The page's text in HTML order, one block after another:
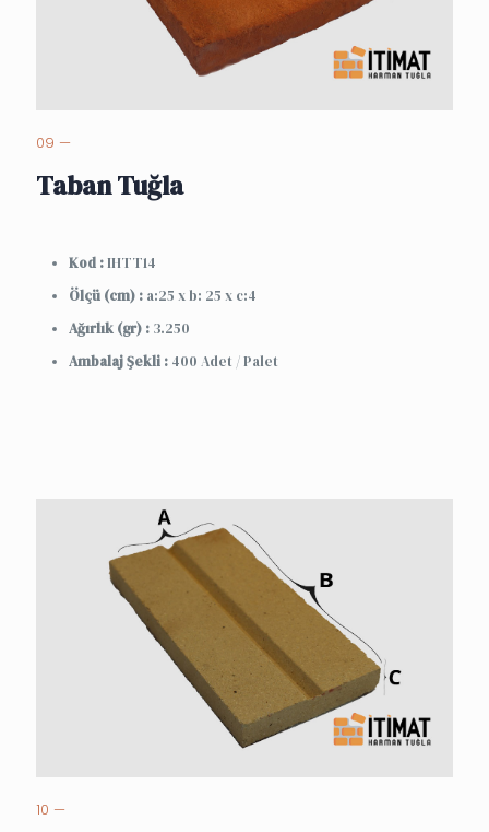
09 —
Taban Tuğla
Kod :IHTT14
Ölçü (cm) : a:25 x b: 25 x c:4
Ağırlık (gr) : 3.250
Ambalaj Şekli : 400 Adet / Palet
10 —